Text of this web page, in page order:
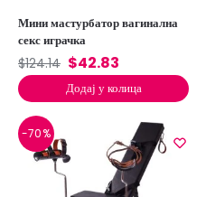
Мини мастурбатор вагинална
секс играчка
$124.14 $42.83
Додај у колица
-70%